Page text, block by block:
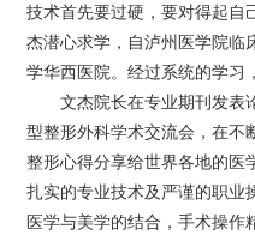
技术首先要过硬，要对得起自
杰潜心求学，自泸州医学院临
学华西医院。经过系统的学习
文杰院长在专业期刊发表
型整形外科学术交流会，在不
整形心得分享给世界各地的医
扎实的专业技术及严谨的职业
医学与美学的结合，手术操作